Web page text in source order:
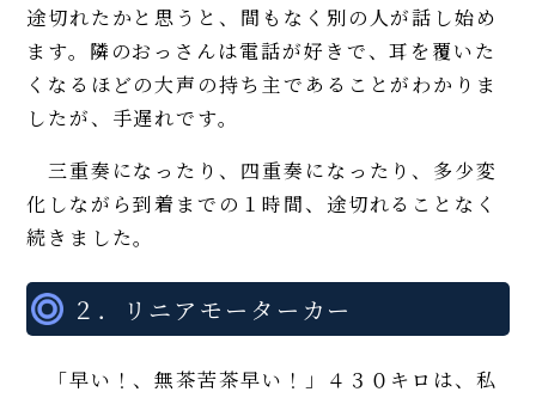
途切れたかと思うと、間もなく別の人が話し始め
ます。隣のおっさんは電話が好きで、耳を覆いた
くなるほどの大声の持ち主であることがわかりま
したが、手遅れです。
三重奏になったり、四重奏になったり、多少変
化しながら到着までの１時間、途切れることなく
続きました。
２．リニアモーターカー
「早い！、無茶苦茶早い！」４３０キロは、私